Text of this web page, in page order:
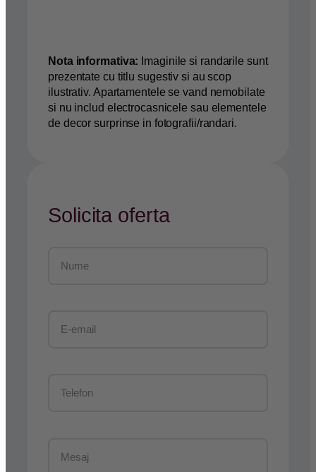
Nota informativa: Imaginile si randarile sunt
prezentate cu titlu sugestiv si au scop
ilustrativ. Apartamentele se vand nemobilate
si nu includ electrocasnicele sau elementele
de decor surprinse in fotografii/randari.
Solicita oferta